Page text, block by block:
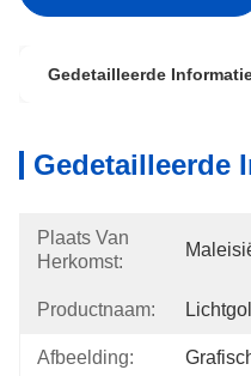
Gedetailleerde
Gedetailleerde
Plaats Van
Herkomst:
Productnaam:
Afbeelding: